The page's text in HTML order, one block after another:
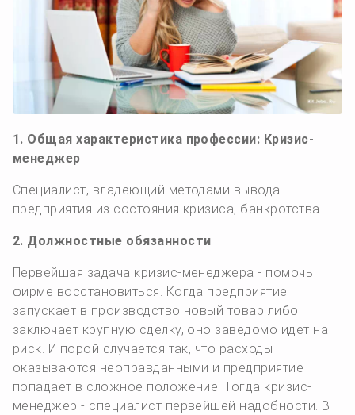
1. Общая характеристика профессии: Кризис-
менеджер
Специалист, владеющий методами вывода
предприятия из состояния кризиса, банкротства.
2. Должностные обязанности
Первейшая задача кризис-менеджера - помочь
фирме восстановиться. Когда предприятие
запускает в производство новый товар либо
заключает крупную сделку, оно заведомо идет на
риск. И порой случается так, что расходы
оказываются неоправданными и предприятие
попадает в сложное положение. Тогда кризис-
менеджер - специалист первейшей надобности. В